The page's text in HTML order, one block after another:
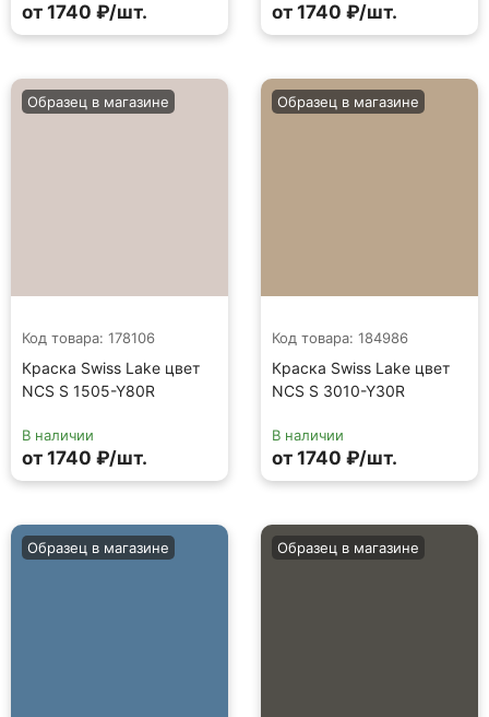
от 1740 ₽/шт. от 1740 ₽/шт.
Код товара: 178106
Краска Swiss Lake цвет
NCS S 1505-Y80R
Образец в магазине
В наличии
от 1740 ₽/шт.
Код товара: 184986
Краска Swiss Lake цвет
NCS S 3010-Y30R
Образец в магазине
В наличии
от 1740 ₽/шт.
Образец в магазине Образец в магазине